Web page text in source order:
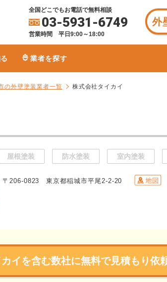
全国どこでもお電話で無料相談
03-5931-6749
営業時間 平日9:00～18:00
外
業者を探す
の外壁塗装業者一覧 株式会社タイカイ
屋根塗装 防水塗装 室内塗装
〒206-0823 東京都稲城市平尾2-2-20
イを含む数社に無料で見積もり依